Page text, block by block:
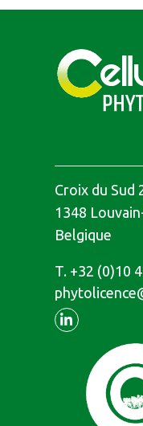
Croix du Sud
1348
Belgique
T.Téléphone
+32 (0)10
Linkedin